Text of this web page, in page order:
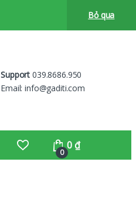
Bỏ qua
Support 039.8686.950
Email:info@gaditi.com
0
0 ₫